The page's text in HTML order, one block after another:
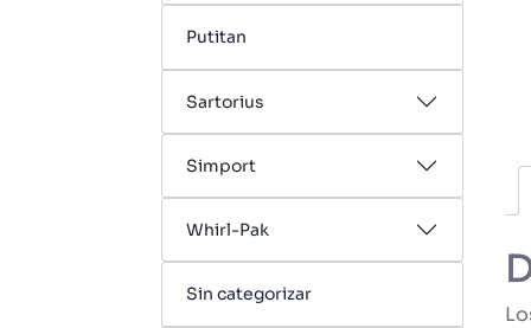
Putitan
Sartorius
Simport
Whirl-Pak
Sin categorizar